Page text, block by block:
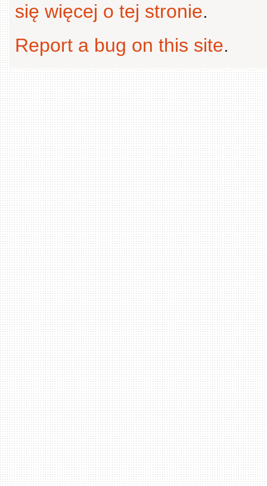
się więcej o tej stronie.
Report a bug on this site.